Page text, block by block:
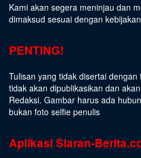
Kami akan segera meninjau dan
dimaksud sesuai dengan
PENTING!
Tulisan yang tidak disertai
tidak akan dipublikasikan dan
Redaksi. Gambar harus ada
bukan foto selfie penulis
Aplikasi Siaran-